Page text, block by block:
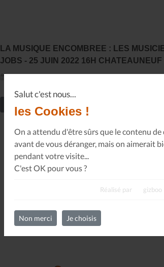
Salut c'est nous...
les Cookies !
On a attendu d'être sûrs que le contenu de
avant de vous déranger, mais on aimerait
pendant votre visite...
C'est OK pour vous ?
Réalisé par gizboo
Non merci Je choisis
LA MUSIQUE ENCOMBREE : LES
JOBS - 25 JUIN 2022 16H CHATEAUNEUF
2022-06-06 Les ronds-points à venir